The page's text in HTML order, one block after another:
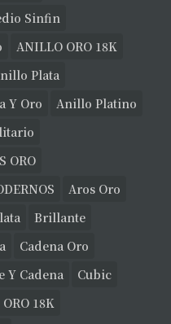
Sinfin
ANILLO ORO 18K
Plata
Y Oro
Anillo Platino
ORO
Aros Oro
Brillante
Cadena Oro
Y Cadena
Cubic
ORO 18K